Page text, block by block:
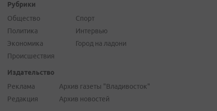
Рубрики
Общество
Политика
Экономика
Происшествия
Спорт
Интервью
Город на ладони
Издательство
Реклама
Редакция
Архив газеты "Владивосток"
Архив новостей